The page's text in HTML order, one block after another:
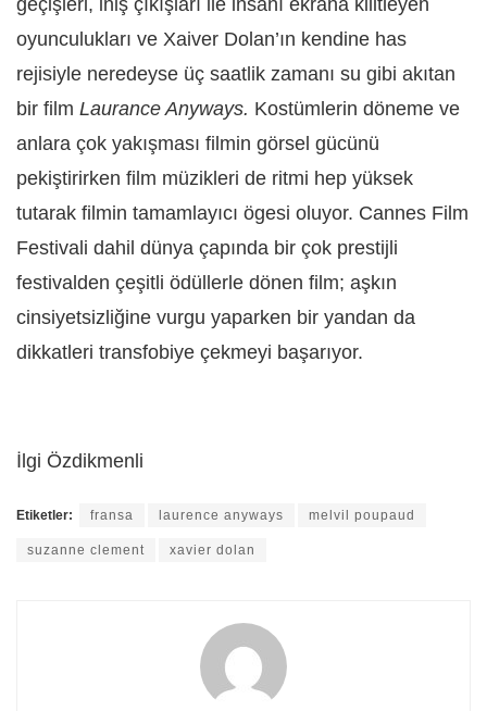
geçişleri, iniş çıkışları ile insanı ekrana kilitleyen
oyunculukları ve Xaiver Dolan’ın kendine has
rejisiyle neredeyse üç saatlik zamanı su gibi akıtan
bir film Laurance Anyways. Kostümlerin döneme ve
anlara çok yakışması filmin görsel gücünü
pekiştirirken film müzikleri de ritmi hep yüksek
tutarak filmin tamamlayıcı ögesi oluyor. Cannes Film
Festivali dahil dünya çapında bir çok prestijli
festivalden çeşitli ödüllerle dönen film; aşkın
cinsiyetsizliğine vurgu yaparken bir yandan da
dikkatleri transfobiye çekmeyi başarıyor.
İlgi Özdikmenli
Etiketler: fransa laurence anyways melvil poupaud
suzanne clement xavier dolan